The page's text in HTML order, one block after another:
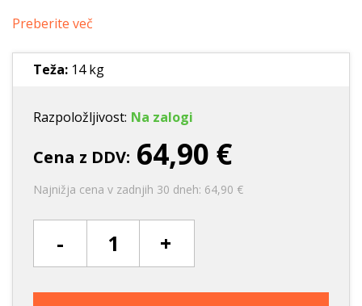
Preberite več
Teža: 14 kg
Razpoložljivost: Na zalogi
Cena z DDV: 64,90 €
Najnižja cena v zadnjih 30 dneh: 64,90 €
- +